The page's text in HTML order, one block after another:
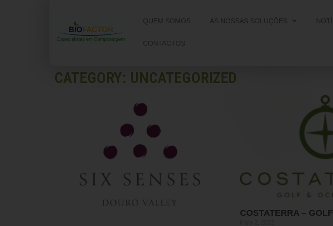
QUEM SOMOS AS NOSSAS SOLUÇÕES
CONTACTOS
CATEGORY: UNCATEGORIZED
COSTATERRA –